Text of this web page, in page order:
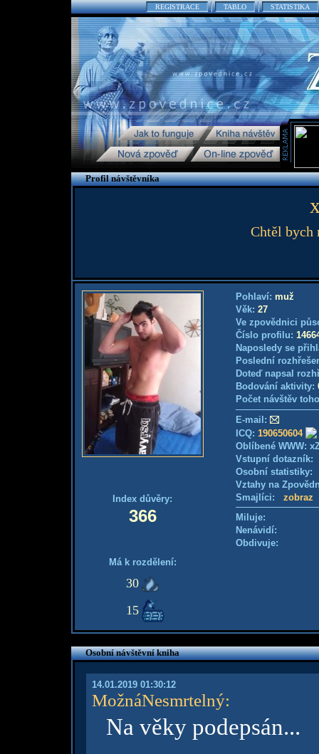
REGISTRACE TABLO STATISTIKA
Profil návštěvníka
Chtěl
Index důvěry:
366
Má k rozdělení:
30
15
Pohlaví: muž
Věk: 27
Ve zpovědnici
Číslo profilu:
Naposledy se
Poslední
Doteď napsal
Bodování aktivity:
Počet návštěv
E-mail:
ICQ: 190650604
Oblíbené WWW:
Vstupní
Osobní
Vztahy na
Smajlíci: zobraz
Miluje:
Nenávidí:
Obdivuje:
Osobní návštěvní kniha
14.01.2019 01:30:12
MožnáNesmrtelný:
Na věky podepsán...